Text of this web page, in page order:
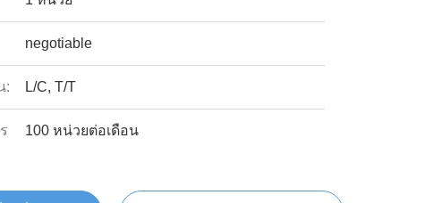
negotiable
: L/C, T/T
100 หน่วยต่อเดือน